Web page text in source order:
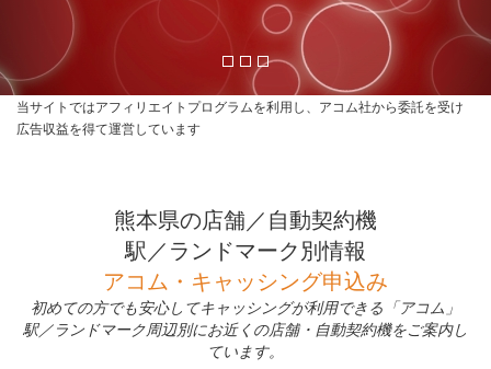
当サイトではアフィリエイトプログラムを利用し、アコム社から委託を受け
広告収益を得て運営しています
熊本県の店舗／自動契約機
駅／ランドマーク別情報
アコム・キャッシング申込み
初めての方でも安心してキャッシングが利用できる「アコム」
駅／ランドマーク周辺別にお近くの店舗・自動契約機をご案内し
ています。